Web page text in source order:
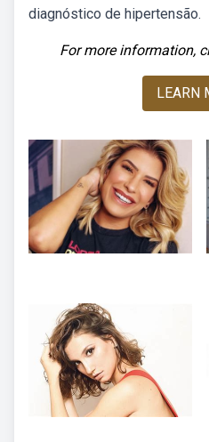
diagnóstico de hipertensão.
For more information,
LEARN